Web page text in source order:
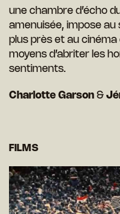
une chambre d’écho
amenuisée, impose
plus près et au cinéma
moyens d’abriter les
sentiments.
Charlotte Garson &
FILMS